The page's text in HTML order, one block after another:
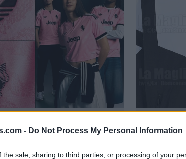
- Do Not Process My Personal Information
the sale, sharing to third parties, or processing of your
della Juventus 26-27
È
retrò